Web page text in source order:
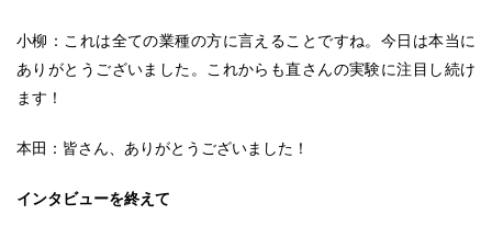
小柳：これは全ての業種の方に言えることですね。今日は本当に
ありがとうございました。これからも直さんの実験に注目し続け
ます！
本田：皆さん、ありがとうございました！
インタビューを終えて